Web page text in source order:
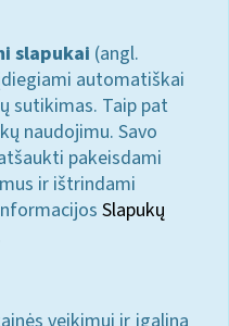
slapukai (angl.
automatiškai
sutikimas. Taip pat
naudojimu. Savo
pakeisdami
ir ištrindami
Slapukų